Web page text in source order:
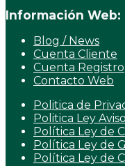
Información Web:
Blog / News
Cuenta Cliente
Cuenta Registro
Contacto Web
Politica de
Politica Ley
Política Ley de
Política Ley de
Política Ley de